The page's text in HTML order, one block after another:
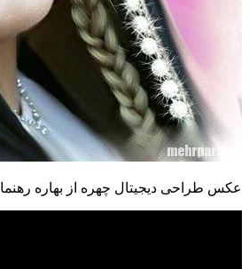
عکس طراحی دیجیتال چهره از بهاره رهنما